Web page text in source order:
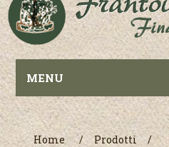
MENU
Home / Prodotti /